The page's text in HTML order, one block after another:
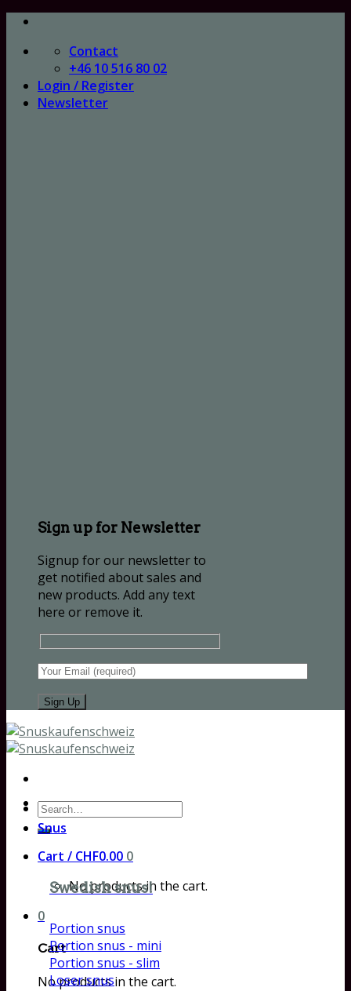
Skip
content
Contact
+46 10 516 80 02
Login / Register
Newsletter
Sign up for Newsletter
Signup for our newsletter to
get notified about sales and
new products. Add any text
here or remove it.
Search
for:
Cart / CHF0.00 0
No products in the cart.
0
Cart
No products in the cart.
Snus
Swedish snus!
Portion snus
Portion snus - mini
Portion snus - slim
Loser snus